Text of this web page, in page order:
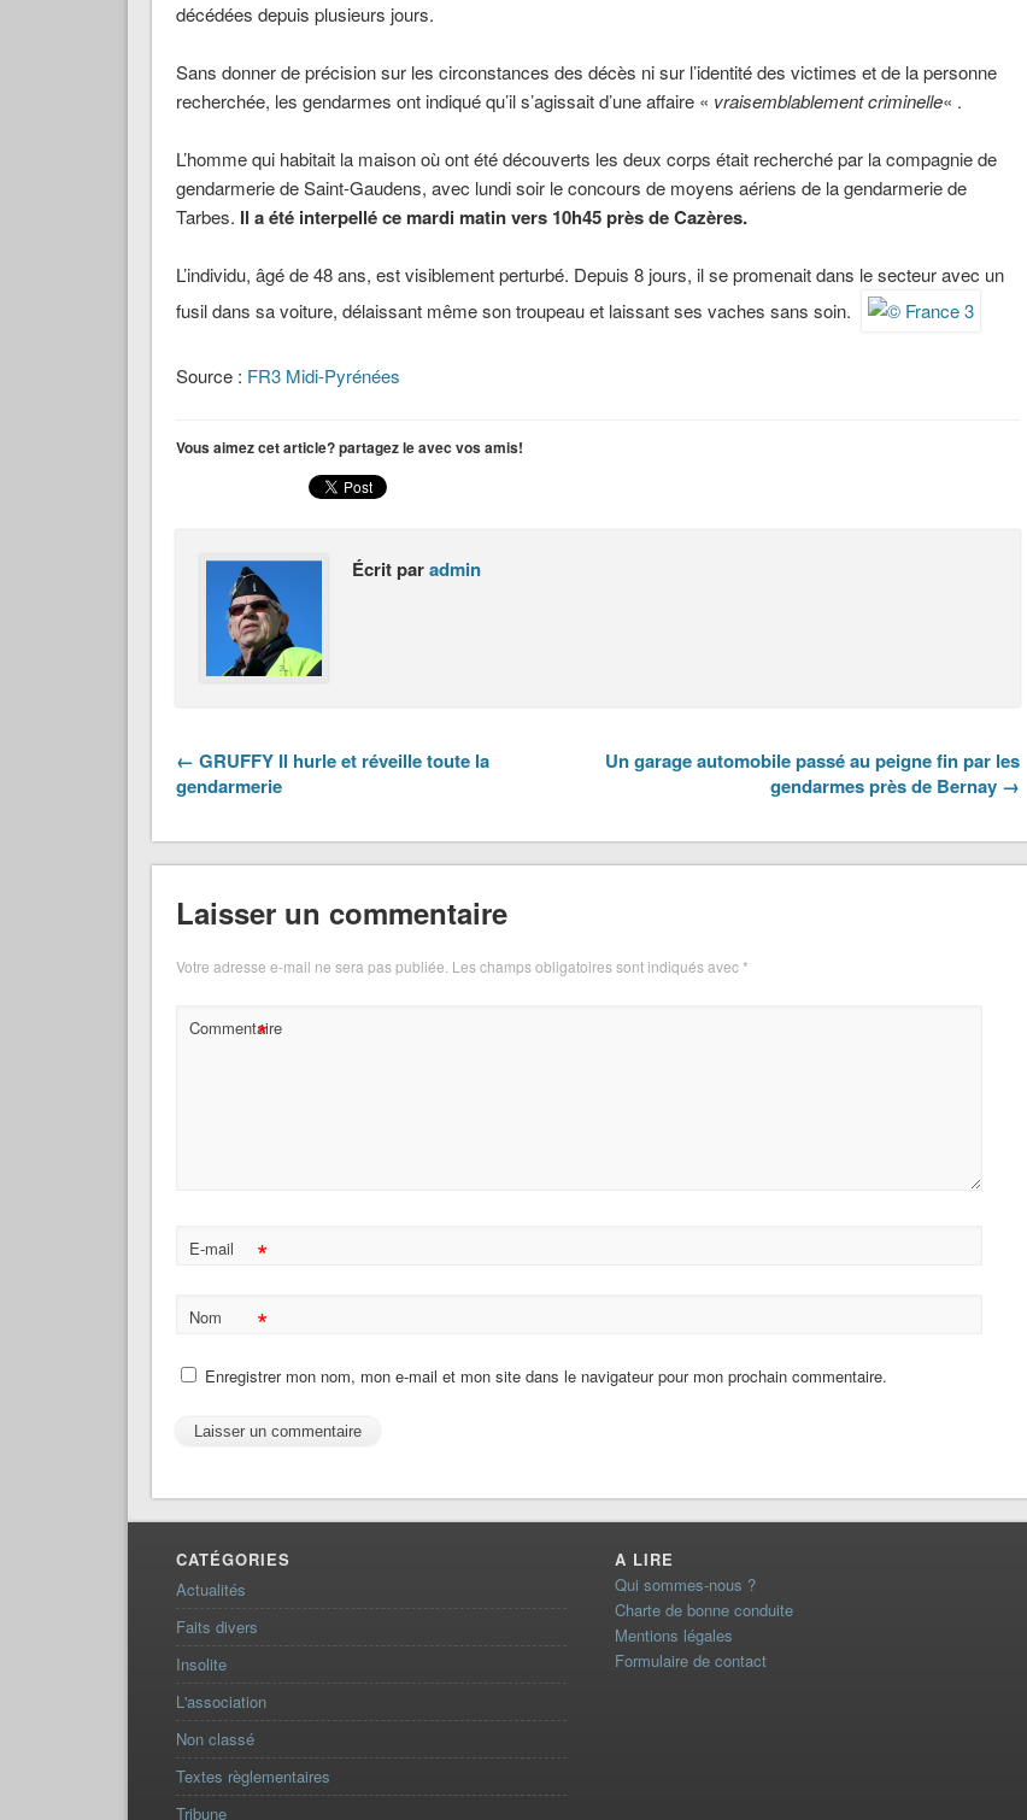
décédées depuis plusieurs jours.
Sans donner de précision sur les circonstances des décès ni sur l’identité des victimes et de la personne
recherchée, les gendarmes ont indiqué qu’il s’agissait d’une affaire « vraisemblablement criminelle« .
L’homme qui habitait la maison où ont été découverts les deux corps était recherché par la compagnie de
gendarmerie de Saint-Gaudens, avec lundi soir le concours de moyens aériens de la gendarmerie de
Tarbes. Il a été interpellé ce mardi matin vers 10h45 près de Cazères.
L’individu, âgé de 48 ans, est visiblement perturbé. Depuis 8 jours, il se promenait dans le secteur avec un
fusil dans sa voiture, délaissant même son troupeau et laissant ses vaches sans soin.
Source : FR3 Midi-Pyrénées
Vous aimez cet article? partagez le avec vos amis!
Écrit paradmin
← GRUFFY Il hurle et réveille toute la
gendarmerie
Un garage automobile passé au peigne fin par les
gendarmes près de Bernay →
Laisser un commentaire
Votre adresse e-mail ne sera pas publiée. Les champs obligatoires sont indiqués avec*
Commentaire
*
E-mail *
Nom *
Enregistrer mon nom, mon e-mail et mon site dans le navigateur pour mon prochain commentaire.
CATÉGORIES
Actualités
Faits divers
Insolite
L'association
Non classé
Textes règlementaires
Tribune
A LIRE
Qui sommes-nous ?
Charte de bonne conduite
Mentions légales
Formulaire de contact